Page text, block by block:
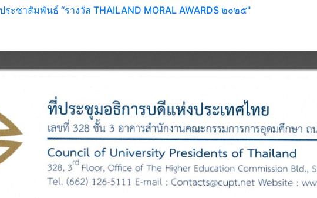
ะชาสัมพันธ์ “รางวัล THAILAND MORAL AWARDS ๒๐๒๕"